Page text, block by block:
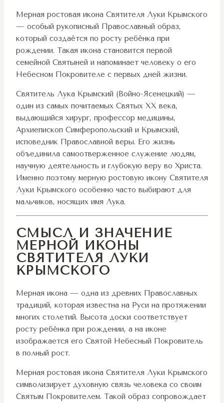
Мерная ростовая икона Святителя Луки Крымского
— особый рукописный Православный образ,
который создаётся по росту ребёнка при
рождении. Такая икона становится первой
семейной Святыней и напоминает человеку о его
Небесном Покровителе с первых дней жизни.
Святитель Лука Крымский (Войно-Ясенецкий) —
один из самых почитаемых Святых XX века,
выдающийся хирург, профессор медицины,
Архиепископ Симферопольский и Крымский,
исповедник Православной веры. Его жизнь
объединила самоотверженное служение людям,
научную деятельность и глубокую веру во Христа.
Именно поэтому мерную ростовую икону Святителя
Луки Крымского особенно часто выбирают для
мальчиков, носящих имя Лука.
СМЫСЛ И ЗНАЧЕНИЕ
МЕРНОЙ ИКОНЫ
СВЯТИТЕЛЯ ЛУКИ
КРЫМСКОГО
Мерная икона — одна из древних Православных
традиций, которая известна на Руси на протяжении
многих столетий. Высота доски соответствует
росту ребёнка при рождении, а на иконе
изображается его Святой Небесный Покровитель
в полный рост.
Мерная ростовая икона Святителя Луки Крымского
символизирует духовную связь человека со своим
Святым Покровителем. Такой образ сопровождает